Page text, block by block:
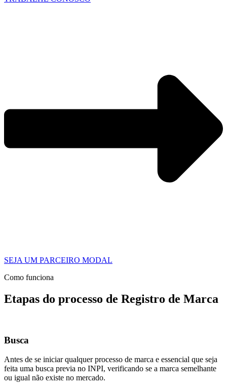
SEJA UM PARCEIRO MODAL
Como funciona
Etapas do processo de Registro de Marca
Busca
Antes de se iniciar qualquer processo de marca e essencial que seja
feita uma busca previa no INPI, verificando se a marca semelhante
ou igual não existe no mercado.